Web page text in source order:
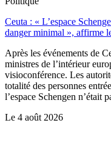
Ceuta : « L’espace
danger minimal », affirme
Après les événements de
ministres de l’intérieur
visioconférence. Les
totalité des personnes
l’espace Schengen n’était
Le 4 août 2026